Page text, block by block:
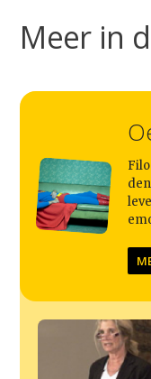
Meer in